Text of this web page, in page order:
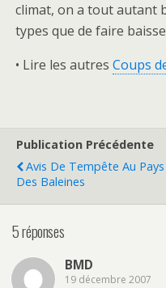
climat, on a tout autant
types que de faire
• Lire les autres Coups
Publication Précédente
Avis De Tempête Au Pays
Des Baleines
5 réponses
BMD
19 décembre 2007